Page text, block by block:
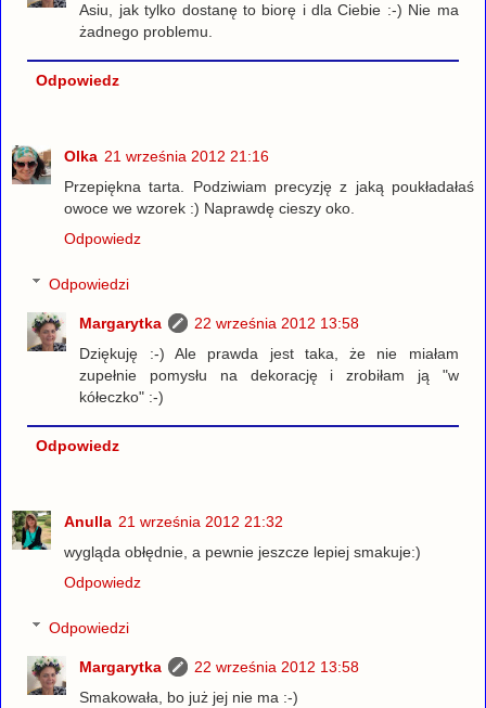
Asiu, jak tylko dostanę to biorę i dla Ciebie :-) Nie ma
żadnego problemu.
Odpowiedz
Olka 21 września 2012 21:16
Przepiękna tarta. Podziwiam precyzję z jaką poukładałaś
owoce we wzorek :) Naprawdę cieszy oko.
Odpowiedz
Odpowiedzi
Margarytka
22 września 2012 13:58
Dziękuję :-) Ale prawda jest taka, że nie miałam
zupełnie pomysłu na dekorację i zrobiłam ją "w
kółeczko" :-)
Odpowiedz
Anulla 21 września 2012 21:32
wygląda obłędnie, a pewnie jeszcze lepiej smakuje:)
Odpowiedz
Odpowiedzi
Margarytka
22 września 2012 13:58
Smakowała, bo już jej nie ma :-)